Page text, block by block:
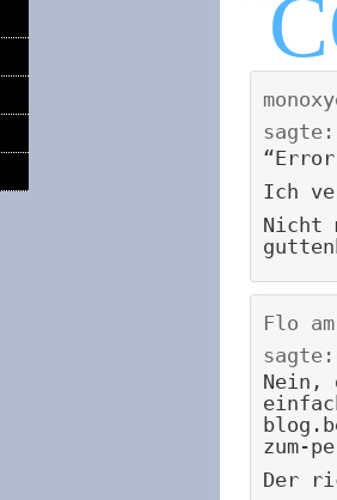
sagte:
Ich
Nicht
Flo
sagte:
zum-
Der